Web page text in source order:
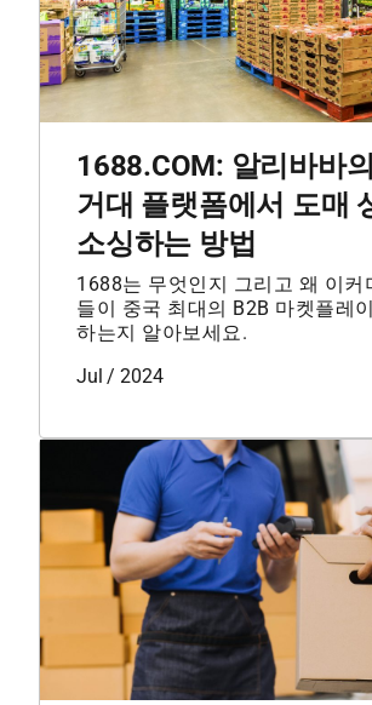
1688.COM: 알리바바
거대 플랫폼에서 도매
소싱하는 방법
1688는 무엇인지 그리고 왜 이커
들이 중국 최대의 B2B 마켓플레
하는지 알아보세요.
Jul / 2024